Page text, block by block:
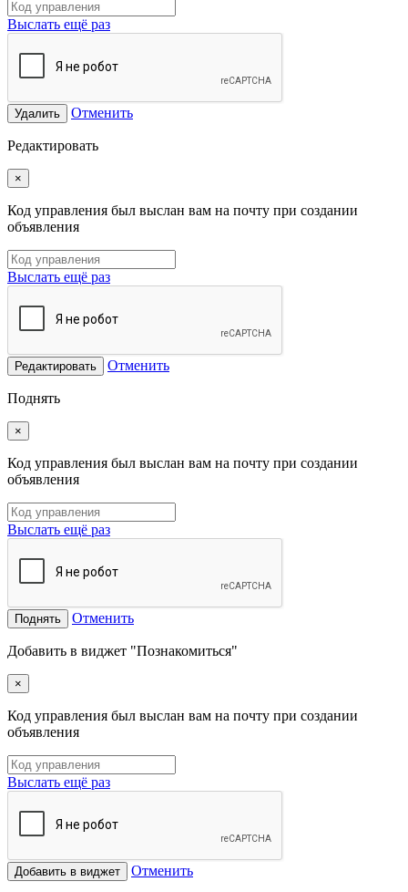
Выслать ещё раз
Удалить Отменить
Редактировать
×
Код управления был выслан вам на почту при создании
объявления
Выслать ещё раз
Редактировать Отменить
Поднять
×
Код управления был выслан вам на почту при создании
объявления
Выслать ещё раз
Поднять Отменить
Добавить в виджет "Познакомиться"
×
Код управления был выслан вам на почту при создании
объявления
Выслать ещё раз
Добавить в виджет Отменить